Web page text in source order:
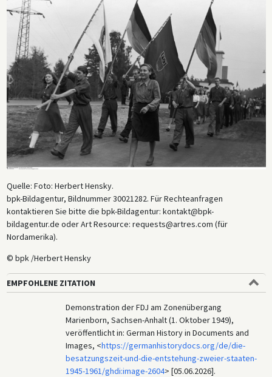
Quelle: Foto: Herbert Hensky.
bpk-Bildagentur, Bildnummer 30021282. Für Rechteanfragen
kontaktieren Sie bitte die bpk-Bildagentur: kontakt@bpk-
bildagentur.de oder Art Resource: requests@artres.com (für
Nordamerika).
© bpk /Herbert Hensky
EMPFOHLENE ZITATION
Demonstration der FDJ am Zonenübergang
Marienborn, Sachsen-Anhalt (1. Oktober 1949),
veröffentlicht in: German History in Documents and
Images, <https://germanhistorydocs.org/de/die-
besatzungszeit-und-die-entstehung-zweier-staaten-
1945-1961/ghdi:image-2604> [05.06.2026].